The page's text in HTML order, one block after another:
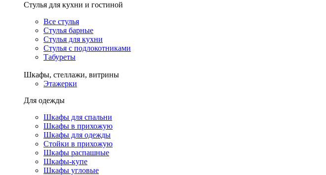
Стулья для кухни и гостиной
Все стулья
Стулья барные
Стулья для кухни
Стулья с подлокотниками
Табуреты
Шкафы, стеллажи, витрины
Этажерки
Для одежды
Шкафы для спальни
Шкафы в прихожую
Шкафы для одежды
Стойки в прихожую
Шкафы распашные
Шкафы-купе
Шкафы угловые